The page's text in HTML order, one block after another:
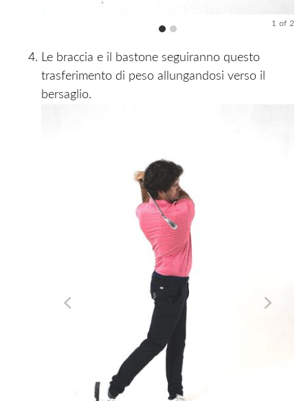
1 of 2
Le braccia e il bastone seguiranno questo
trasferimento di peso allungandosi verso il
bersaglio.